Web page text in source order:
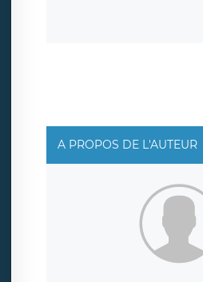
rue Léopold Sédar Senghor,
également le droit d’introduire
d’une autorité de contrôle.
A PROPOS DE L'AUTEUR